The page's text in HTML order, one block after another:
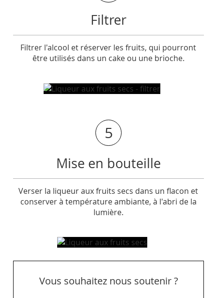
Filtrer
Filtrer l'alcool et réserver les fruits, qui pourront
être utilisés dans un cake ou une brioche.
5
Mise en bouteille
Verser la liqueur aux fruits secs dans un flacon et
conserver à température ambiante, à l'abri de la
lumière.
Vous souhaitez nous soutenir ?